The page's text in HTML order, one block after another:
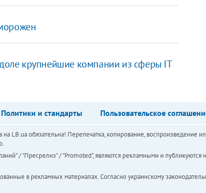
крупнейшие компании из сферы IT
Политики и стандарты Пользовательское
LB.ua обязательна! Перепечатка, копирование, воспроизведение
/ "Пресрелиз" / "Promoted", являются рекламными и публикуются
в рекламных материалах. Согласно украинскому